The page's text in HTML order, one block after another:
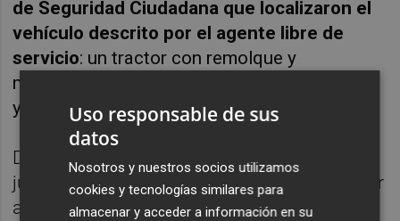
de Seguridad Ciudadana que localizaron el
vehículo descrito por el agente libre de
servicio: un tractor con remolque y
maquinaria para la recolección de almendras,
y a dos personas en el interior de la finca.
Después de identificarlos, éstos no lograron
justificar su presencia en la zona, ni acreditar
autorización alguna expedida por los
Uso responsable de sus
datos
Nosotros y nuestros socios utilizamos
cookies y tecnologías similares para
almacenar y acceder a información en su